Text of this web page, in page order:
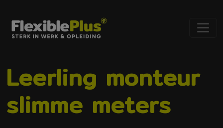
Leerling monteur
slimme meters